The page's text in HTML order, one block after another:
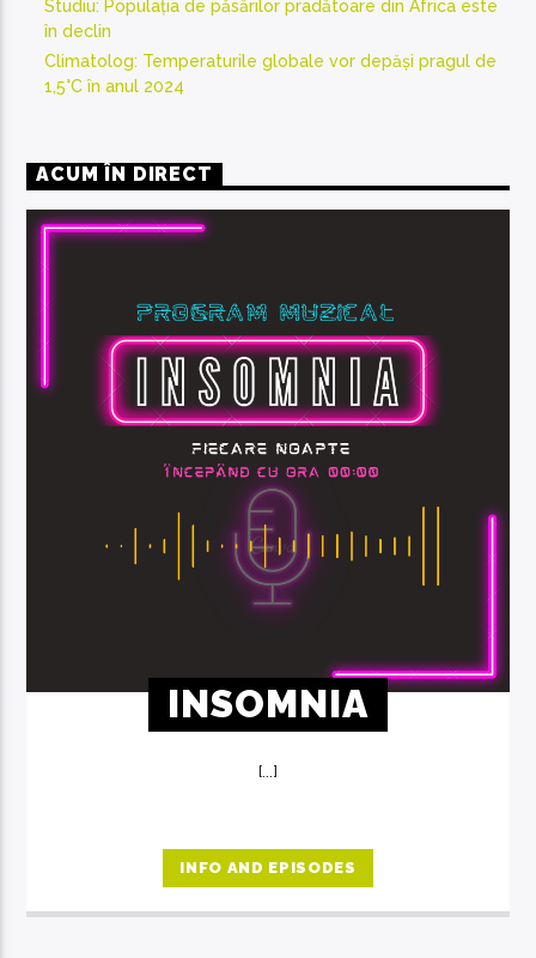
Studiu: Populația de păsărilor pradătoare din Africa este
în declin
Climatolog: Temperaturile globale vor depăși pragul de
1,5°C în anul 2024
ACUM ÎN DIRECT
INSOMNIA
[...]
INFO AND EPISODES